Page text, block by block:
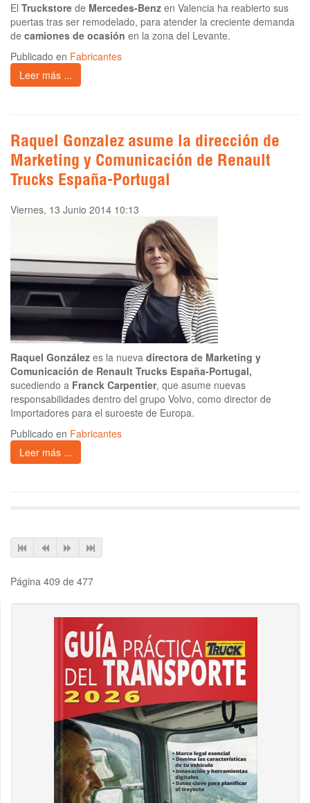
El Truckstore de Mercedes-Benz en Valencia ha reabierto sus
puertas tras ser remodelado, para atender la creciente demanda
de camiones de ocasión en la zona del Levante.
Publicado en Fabricantes
Leer más ...
Raquel Gonzalez asume la dirección de
Marketing y Comunicación de Renault
Trucks España-Portugal
Viernes, 13 Junio 2014 10:13
Raquel González es la nueva directora de Marketing y
Comunicación de Renault Trucks España-Portugal,
sucediendo a Franck Carpentier, que asume nuevas
responsabilidades dentro del grupo Volvo, como director de
Importadores para el suroeste de Europa.
Publicado en Fabricantes
Leer más ...
Página 409 de 477